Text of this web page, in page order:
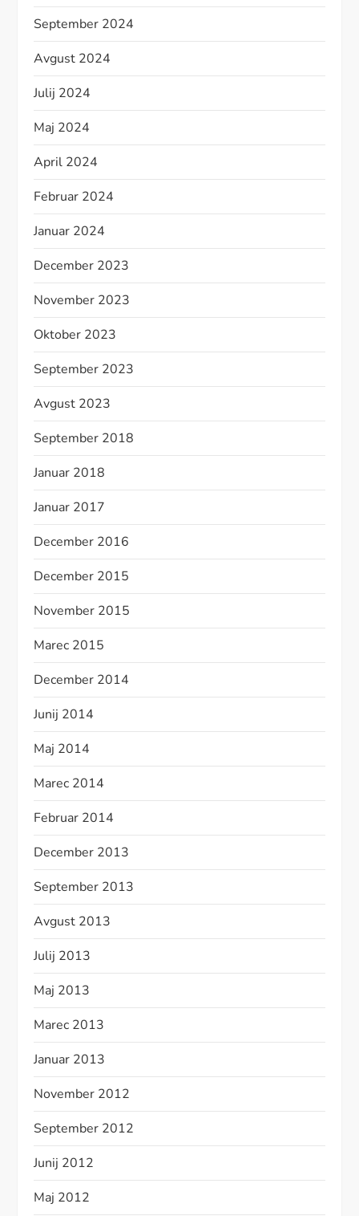
September 2024
Avgust 2024
Julij 2024
Maj 2024
April 2024
Februar 2024
Januar 2024
December 2023
November 2023
Oktober 2023
September 2023
Avgust 2023
September 2018
Januar 2018
Januar 2017
December 2016
December 2015
November 2015
Marec 2015
December 2014
Junij 2014
Maj 2014
Marec 2014
Februar 2014
December 2013
September 2013
Avgust 2013
Julij 2013
Maj 2013
Marec 2013
Januar 2013
November 2012
September 2012
Junij 2012
Maj 2012